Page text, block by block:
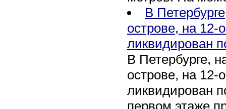
В
острове, на 12-
ликвидирован
В Петербурге,
острове, на 12-
ликвидирован
первом этаже